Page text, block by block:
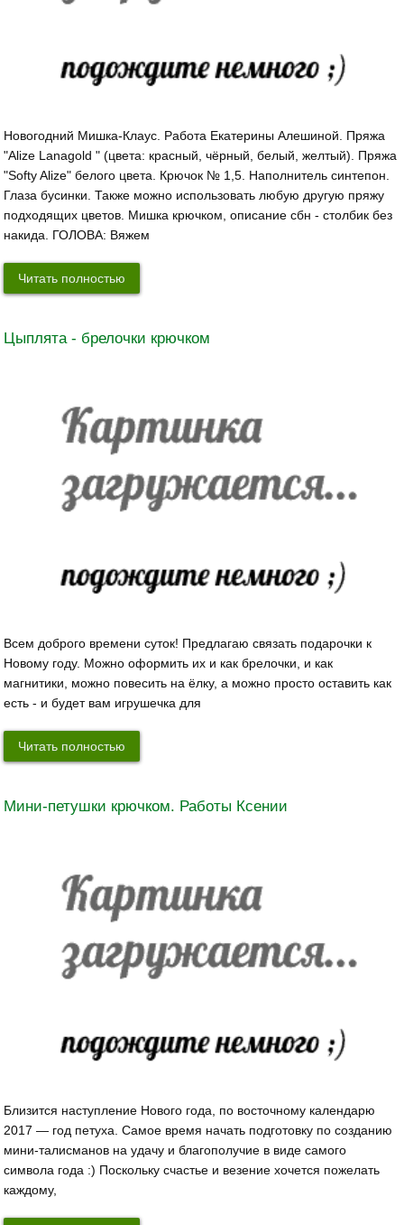
Новогодний Мишка-Клаус. Работа Екатерины Алешиной. Пряжа
"Alize Lanagold " (цвета: красный, чёрный, белый, желтый). Пряжа
"Softy Alize" белого цвета. Крючок № 1,5. Наполнитель синтепон.
Глаза бусинки. Также можно использовать любую другую пряжу
подходящих цветов. Мишка крючком, описание сбн - столбик без
накида. ГОЛОВА: Вяжем
Читать полностью
Цыплята - брелочки крючком
Всем доброго времени суток! Предлагаю связать подарочки к
Новому году. Можно оформить их и как брелочки, и как
магнитики, можно повесить на ёлку, а можно просто оставить как
есть - и будет вам игрушечка для
Читать полностью
Мини-петушки крючком. Работы Ксении
Близится наступление Нового года, по восточному календарю
2017 — год петуха. Самое время начать подготовку по созданию
мини-талисманов на удачу и благополучие в виде самого
символа года :) Поскольку счастье и везение хочется пожелать
каждому,